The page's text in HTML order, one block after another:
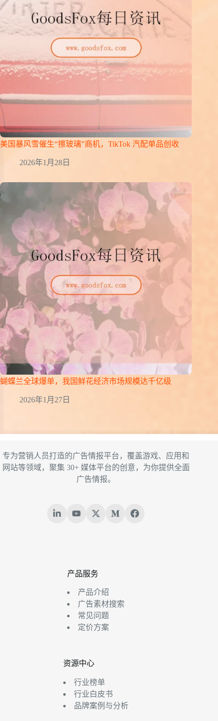
美国暴风雪催生“擦玻璃”商机，TikTok 汽配单品创收
2026年1月28日
蝴蝶兰全球爆单，我国鲜花经济市场规模达千亿级
2026年1月27日
专为营销人员打造的广告情报平台，覆盖游戏、应用和
网站等领域，聚集 30+ 媒体平台的创意，为你提供全面
广告情报。
产品服务
产品介绍
广告素材搜索
常见问题
定价方案
资源中心
行业榜单
行业白皮书
品牌案例与分析